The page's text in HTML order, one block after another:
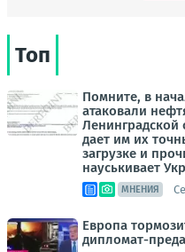
Топ
Помните, в
атаковали
Ленинградской
дает им их
загрузке и
науськивает
МНЕНИЯ
Европа
дипломат-